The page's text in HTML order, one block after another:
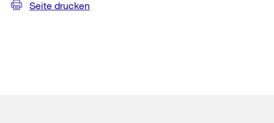
Seite drucken